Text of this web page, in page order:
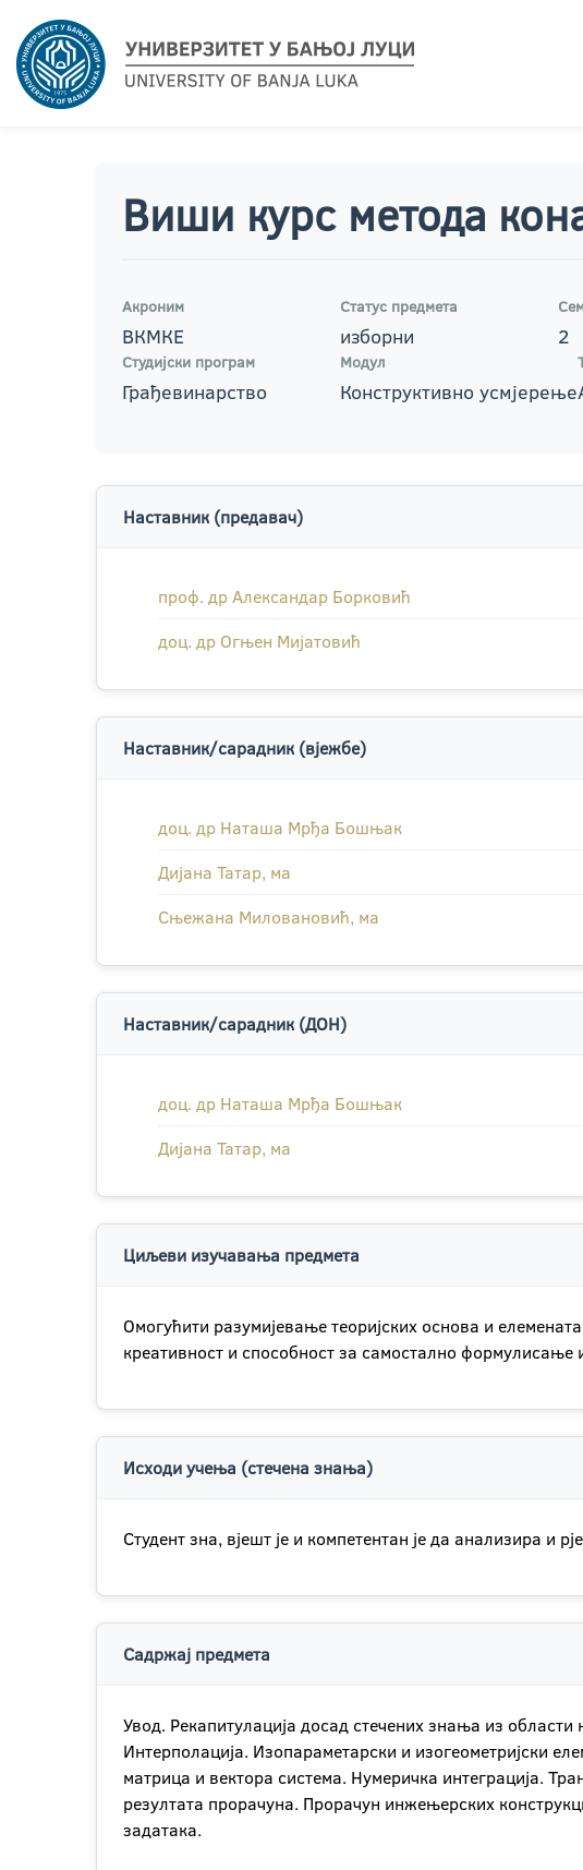
Виши курс метода
Акроним
ВКМКЕ
Статус предмета
изборни 2
Студијски програм
Грађевинарство
Модул
Конструктивно усмјерење
Наставник (предавач)
проф. др Александар Борковић
доц. др Огњен Мијатовић
Наставник/сарадник (вјежбе)
доц. др Наташа Мрђа Бошњак
Дијана Татар, ма
Сњежана Миловановић, ма
Наставник/сарадник (ДОН)
доц. др Наташа Мрђа Бошњак
Дијана Татар, ма
Циљеви изучавања предмета
Омогућити разумијевање теоријских основа и
креативност и способност за самостално
Исходи учења (стечена знања)
Студент зна, вјешт је и компетентан је да анализира и
Садржај предмета
Увод. Рекапитулација досад стечених знања из
Интерполација. Изопараметарски и изогеометријски
матрица и вектора система. Нумеричка интеграција.
резултата прорачуна. Прорачун инжењерских
задатака.